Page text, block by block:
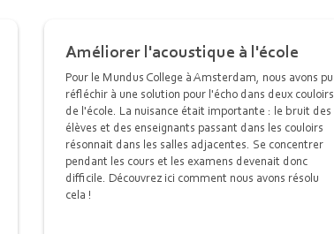
Améliorer l'acoustique à l'école
Pour le Mundus College à Amsterdam, nous avons pu
réfléchir à une solution pour l'écho dans deux couloirs
de l'école. La nuisance était importante : le bruit des
élèves et des enseignants passant dans les couloirs
résonnait dans les salles adjacentes. Se concentrer
pendant les cours et les examens devenait donc
difficile. Découvrez ici comment nous avons résolu
cela !